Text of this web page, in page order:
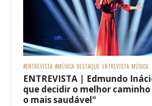
#ENTREVISTA #MÚSICA DESTAQUE ENTREVISTA MÚSICA
ENTREVISTA | Edmundo
que decidir o melhor caminho
o mais saudável"